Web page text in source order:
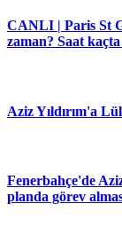
CANLI | Paris St
zaman? Saat
Aziz Yıldırım'a
Fenerbahçe'de
planda görev